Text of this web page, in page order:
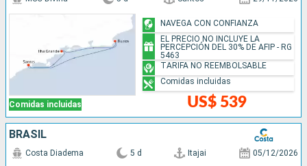
Comidas incluidas US$ 539
NAVEGA CON CONFIANZA
EL PRECIO NO INCLUYE LA
PERCEPCIÓN DEL 30% DE AFIP - RG
5463
TARIFA NO REEMBOLSABLE
Comidas incluidas
BRASIL
Costa Diadema 5 d Itajai 05/12/2026